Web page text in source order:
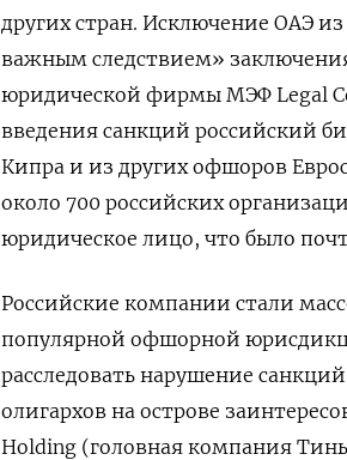
других стран. Исключение ОАЭ
важным следствием»
юридической фирмы МЭФ Legal
введения санкций российский
Кипра и из других офшоров
около 700 российских
юридическое лицо, что было
Российские компании стали
популярной офшорной
расследовать нарушение
олигархов на острове
Holding (головная компания